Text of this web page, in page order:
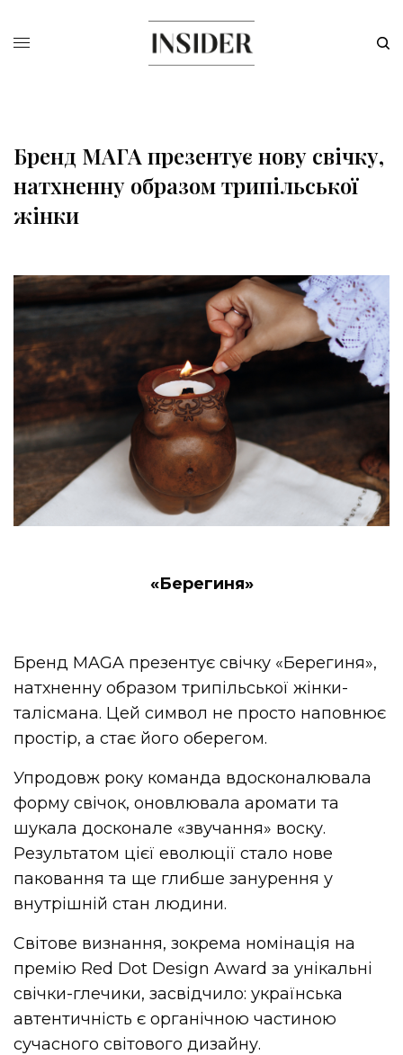
Бренд МАГА презентує нову свічку,
натхненну образом трипільської
жінки
«Берегиня»
Бренд MAGA презентує свічку «Берегиня»,
натхненну образом трипільської жінки-
талісмана. Цей символ не просто наповнює
простір, а стає його оберегом.
Упродовж року команда вдосконалювала
форму свічок, оновлювала аромати та
шукала досконале «звучання» воску.
Результатом цієї еволюції стало нове
паковання та ще глибше занурення у
внутрішній стан людини.
Світове визнання, зокрема номінація на
премію Red Dot Design Award за унікальні
свічки-глечики, засвідчило: українська
автентичність є органічною частиною
сучасного світового дизайну.